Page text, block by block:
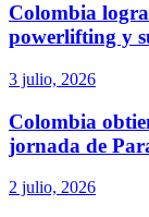
Colombia
powerlifting y
3 julio, 2026
Colombia
jornada de
2 julio, 2026